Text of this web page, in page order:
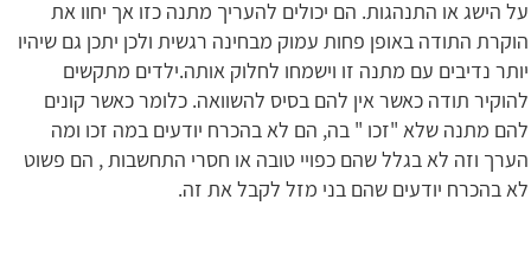
על הישג או התנהגות. הם יכולים להעריך מתנה כזו אך יחוו את
הוקרת התודה באופן פחות עמוק מבחינה רגשית ולכן יתכן גם שיהיו
יותר נדיבים עם מתנה זו וישמחו לחלוק אותה.ילדים מתקשים
להוקיר תודה כאשר אין להם בסיס להשוואה. כלומר כאשר קונים
להם מתנה שלא "זכו " בה, הם לא בהכרח יודעים במה זכו ומה
הערך וזה לא בגלל שהם כפויי טובה או חסרי התחשבות , הם פשוט
לא בהכרח יודעים שהם בני מזל לקבל את זה.